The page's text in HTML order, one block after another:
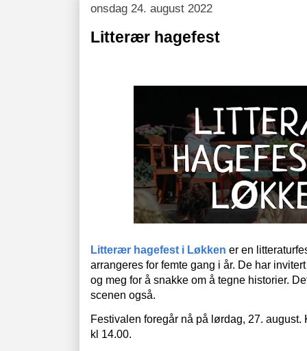
onsdag 24. august 2022
Litterær hagefest
Litterær hagefest i Løkken er en
arrangeres for femte gang i år. De har
og meg for å snakke om å tegne historier.
scenen også.
Festivalen foregår nå på lørdag, 27.
kl 14.00.